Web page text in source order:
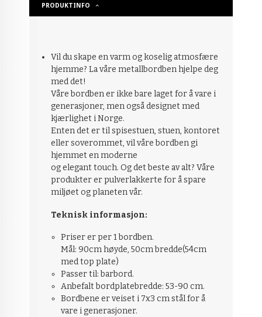
PRODUKTINFO
Vil du skape en varm og koselig atmosfære
hjemme? La våre metallbordben hjelpe deg
med det!
Våre bordben er ikke bare laget for å vare i
generasjoner, men også designet med
kjærlighet i Norge.
Enten det er til spisestuen, stuen, kontoret
eller soverommet, vil våre bordben gi
hjemmet en moderne
og elegant touch. Og det beste av alt? Våre
produkter er pulverlakkerte for å spare
miljøet og planeten vår.
Teknisk informasjon:
Priser er per 1 bordben.
Mål: 90cm høyde,50cm bredde(54cm
med top plate)
Passer til: barbord.
Anbefalt bordplatebredde: 53-90 cm.
Bordbene er veiset i 7x3 cm stål for å
vare i generasjoner.